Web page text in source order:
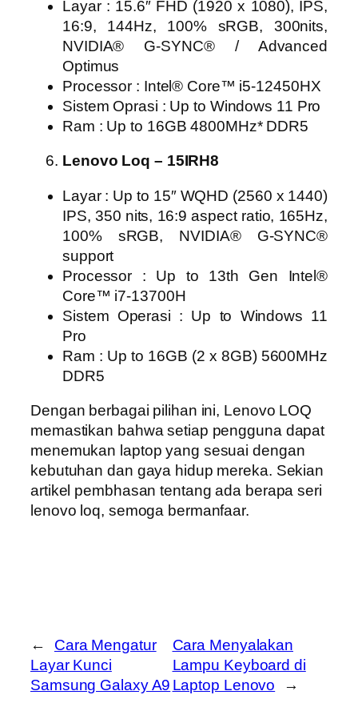
Layar : 15.6″ FHD (1920 x 1080), IPS,
16:9, 144Hz, 100% sRGB, 300nits,
NVIDIA® G-SYNC® / Advanced
Optimus
Processor : Intel® Core™ i5-12450HX
Sistem Oprasi : Up to Windows 11 Pro
Ram : Up to 16GB 4800MHz* DDR5
Lenovo Loq – 15IRH8
Layar : Up to 15″ WQHD (2560 x 1440)
IPS, 350 nits, 16:9 aspect ratio, 165Hz,
100% sRGB, NVIDIA® G-SYNC®
support
Processor : Up to 13th Gen Intel®
Core™ i7-13700H
Sistem Operasi : Up to Windows 11
Pro
Ram : Up to 16GB (2 x 8GB) 5600MHz
DDR5
Dengan berbagai pilihan ini, Lenovo LOQ
memastikan bahwa setiap pengguna dapat
menemukan laptop yang sesuai dengan
kebutuhan dan gaya hidup mereka. Sekian
artikel pembhasan tentang ada berapa seri
lenovo loq, semoga bermanfaar.
←
Cara Mengatur
Layar Kunci
Samsung Galaxy A9
Cara Menyalakan
Lampu Keyboard di
Laptop Lenovo
→